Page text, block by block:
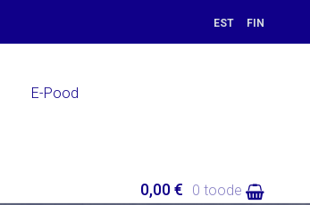
EST FIN
E-Pood
0,00 € 0 toode